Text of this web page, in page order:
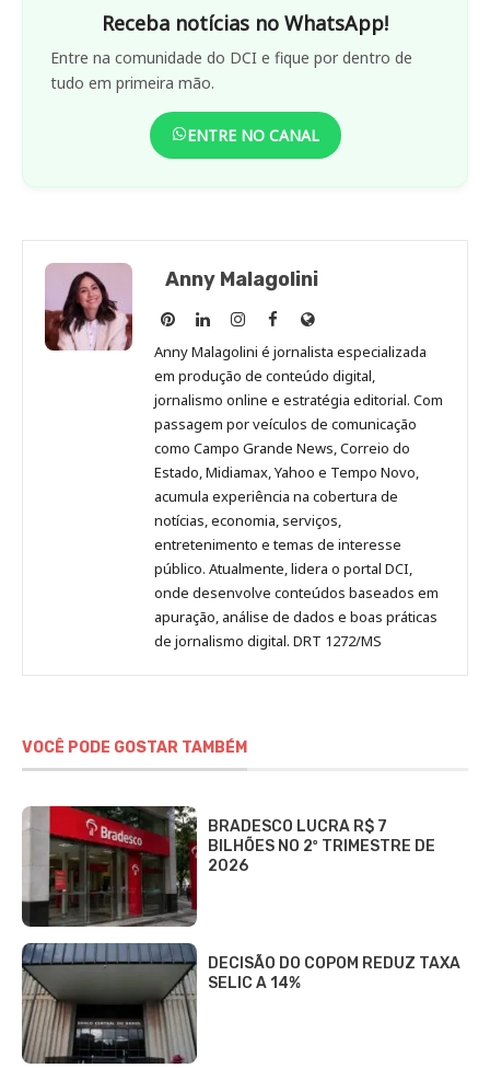
Receba notícias no WhatsApp!
Entre na comunidade do DCI e fique por dentro de
tudo em primeira mão.
ENTRE NO CANAL
Anny Malagolini
Anny
Malagolini
no
Pinterest
Anny
Malagolini
no
LinkedIn
Anny
Malagolini
no
Instagram
Anny
Malagolini
no
Facebook
Site
de
Anny
Malagolini
Anny Malagolini é jornalista especializada
em produção de conteúdo digital,
jornalismo online e estratégia editorial. Com
passagem por veículos de comunicação
como Campo Grande News, Correio do
Estado, Midiamax, Yahoo e Tempo Novo,
acumula experiência na cobertura de
notícias, economia, serviços,
entretenimento e temas de interesse
público. Atualmente, lidera o portal DCI,
onde desenvolve conteúdos baseados em
apuração, análise de dados e boas práticas
de jornalismo digital. DRT 1272/MS
VOCÊ PODE GOSTAR TAMBÉM
BRADESCO LUCRA R$ 7
BILHÕES NO 2º TRIMESTRE DE
2026
DECISÃO DO COPOM REDUZ TAXA
SELIC A 14%